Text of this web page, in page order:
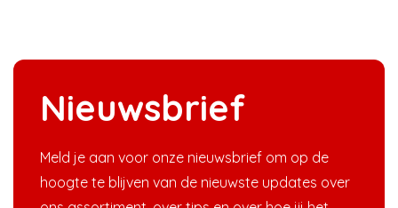
Nieuwsbrief
Meld je aan voor onze nieuwsbrief om op de
hoogte te blijven van de nieuwste updates over